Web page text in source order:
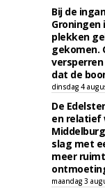
Bij de
Groningen
plekken
gekomen.
dat de
dinsdag 4
De
en relatief
slag met
meer
maandag 3